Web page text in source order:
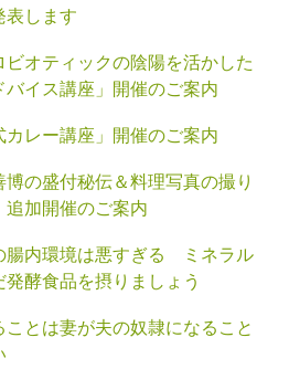
表します
ビオティックの陰陽を活かした
バイス講座」開催のご案内
カレー講座」開催のご案内
博の盛付秘伝＆料理写真の撮り
追加開催のご案内
腸内環境は悪すぎる ミネラル
発酵食品を摂りましょう
ことは妻が夫の奴隷になること